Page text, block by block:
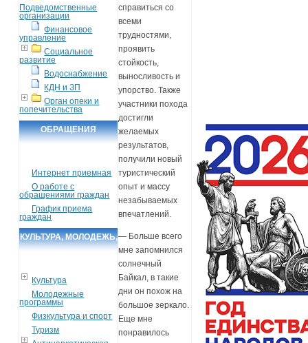
Подведомственные
организации
Финансовое
управление
Социальное
развитие
Водоснабжение
КДН и ЗП
Орган опеки и
попечительства
ОБРАЩЕНИЯ
Интернет приемная
О работе с
обращениями граждан
График приема
граждан
КУЛЬТУРА, МОЛОДЕЖЬ,
Культура
Молодежные
программы
Физкультура и спорт
Туризм
справиться со
всеми
трудностями,
проявить
стойкость,
выносливость и
упорство. Также
участники похода
достигли
желаемых
результатов,
получили новый
туристический
опыт и массу
незабываемых
впечатлений.
— Больше всего
мне запомнился
солнечный
Байкал, в такие
дни он похож на
большое зеркало.
Еще мне
понравилось